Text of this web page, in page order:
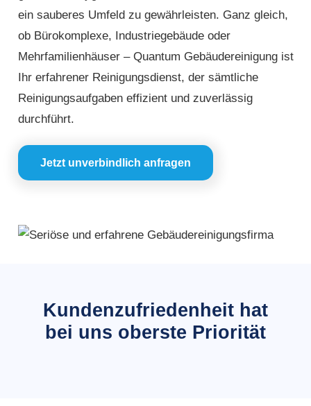
ein sauberes Umfeld zu gewährleisten. Ganz gleich,
ob Bürokomplexe, Industriegebäude oder
Mehrfamilienhäuser – Quantum Gebäudereinigung ist
Ihr erfahrener Reinigungsdienst, der sämtliche
Reinigungsaufgaben effizient und zuverlässig
durchführt.
Jetzt unverbindlich anfragen
Kundenzufriedenheit hat
bei uns oberste Priorität